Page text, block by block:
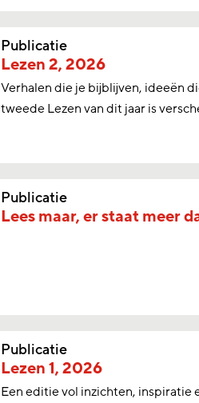
Publicatie
Lezen 2, 2026
Verhalen die je bijblijven, ideeën
tweede Lezen van dit jaar is
Publicatie
Lees maar, er staat meer
Publicatie
Lezen 1, 2026
Een editie vol inzichten,